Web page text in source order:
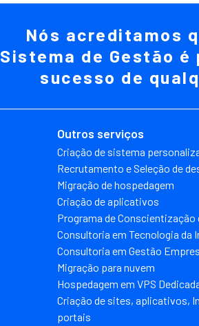
Nós acreditamos
Sistema de Gestão
sucesso de
Outros serviços
Criação de sistema
Recrutamento e Seleção de
Migração de hospedagem
Criação de aplicativos
Programa de Conscientização
Consultoria em Tecnologia da
Consultoria em Gestão
Migração para nuvem
Hospedagem em VPS
Criação de sites, aplicativos,
portais